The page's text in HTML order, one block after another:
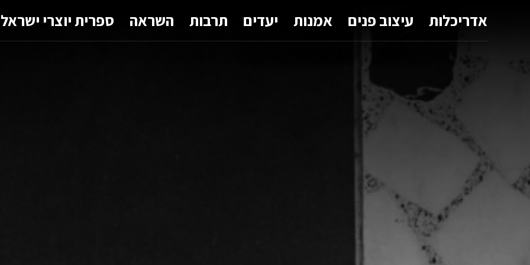
אדריכלות עיצוב פנים אמנות יעדים תרבות השראה ספרית יוצרי ישראל